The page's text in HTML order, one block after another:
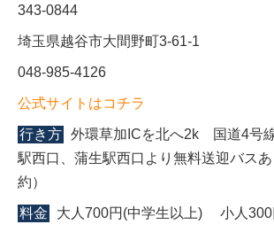
343-0844
埼玉県越谷市大間野町3-61-1
048-985-4126
公式サイトはコチラ
行き方 外環草加ICを北へ2k 国道4号
駅西口、蒲生駅西口より無料送迎バス
約）
料金 大人700円(中学生以上) 小人300